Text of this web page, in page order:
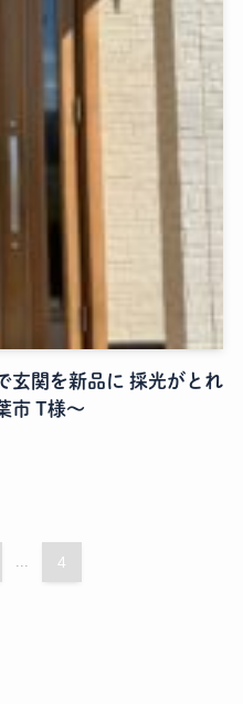
玄関を新品に 採光がとれ
市 T様～
4